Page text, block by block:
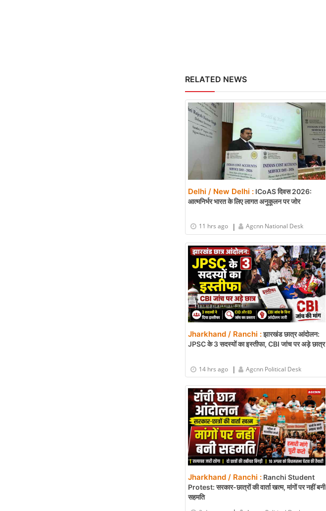
RELATED NEWS
Delhi / New Delhi : ICoAS दिवस 2026:
आत्मनिर्भर भारत के लिए लागत अनुकूलन पर जोर
11 hrs ago | Agcnn National Desk
Jharkhand / Ranchi :झारखंड छात्र आंदोलन:
JPSC के 3 सदस्यों का इस्तीफा, CBI जांच पर अड़े छात्र
14 hrs ago | Agcnn Political Desk
Jharkhand / Ranchi : Ranchi Student
Protest: सरकार-छात्रों की वार्ता खत्म, मांगों पर नहीं बनी
सहमति